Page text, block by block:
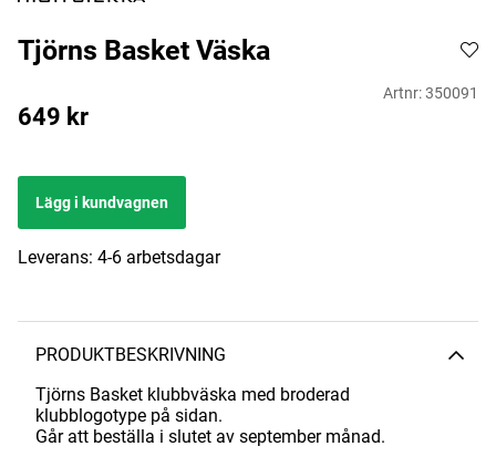
Tjörns Basket Väska
Artnr:350091
649 kr
Lägg i kundvagnen
Leverans: 4-6 arbetsdagar
PRODUKTBESKRIVNING
Tjörns Basket klubbväska med broderad
klubblogotype på sidan.
Går att beställa i slutet av september månad.